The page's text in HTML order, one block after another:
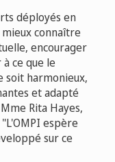
déployés en
connaître
encourager
ce que le
harmonieux,
et adapté
Rita Hayes,
espère
sur ce